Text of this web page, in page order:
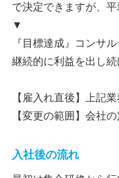
で決定できますが、
▼
『目標達成』コンサ
継続的に利益を出し続
【雇入れ直後】上記
【変更の範囲】会社
入社後の流れ